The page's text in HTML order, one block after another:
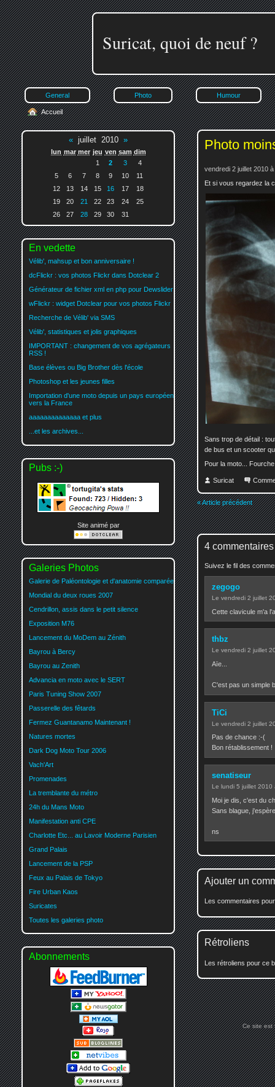
Suricat, quoi de neuf ?
General Photo Humour
Photo
vendredi 2 juillet 2010
Et si vous regardez la
Sans trop de détail :
de bus et un scooter
Pour la moto...
Suricat
« Article précédent
4 commentaires
Suivez le fil des
zegogo
Le vendredi 2 juillet
Cette clavicule m'a
thbz
Le vendredi 2 juillet
Aïe...
C'est pas un simple
TiCi
Le vendredi 2 juillet
Pas de chance :-(
Bon rétablissement !
senatiseur
Le lundi 5 juillet
Moi je dis, c'est du
Sans blague,
ns
Ajouter un
Les commentaires
Rétroliens
Les rétroliens pour ce
Accueil
« juillet 2010 »
lun mar mer jeu ven sam dim
1
2 3
4
5
6 7 8 9 10
11
12
13 14 15 16 17
18
19
20 21 22 23 24
25
26
27 28 29 30 31
En vedette
Vélib', mahsup et bon anniversaire !
dcFlickr : vos photos Flickr dans Dotclear 2
Générateur de fichier xml en php pour Dewslider
wFlickr : widget Dotclear pour vos photos Flickr
Recherche de Vélib' via SMS
Vélib', statistiques et jolis graphiques
IMPORTANT : changement de vos agrégateurs
RSS !
Base élèves ou Big Brother dès l'école
Photoshop et les jeunes filles
Importation d'une moto depuis un pays européen
vers la France
aaaaaaaaaaaaaa et plus
...et les archives...
Pubs :-)
Site animé par
Galeries Photos
Galerie de Paléontologie et d'anatomie comparée
Mondial du deux roues 2007
Cendrillon, assis dans le petit silence
Exposition M76
Lancement du MoDem au Zénith
Bayrou à Bercy
Bayrou au Zenith
Advancia en moto avec le SERT
Paris Tuning Show 2007
Passerelle des fêtards
Fermez Guantanamo Maintenant !
Natures mortes
Dark Dog Moto Tour 2006
Vach'Art
Promenades
La tremblante du métro
24h du Mans Moto
Manifestation anti CPE
Charlotte Etc... au Lavoir Moderne Parisien
Grand Palais
Lancement de la PSP
Feux au Palais de Tokyo
Fire Urban Kaos
Suricates
Toutes les galeries photo
Abonnements
Ce site est